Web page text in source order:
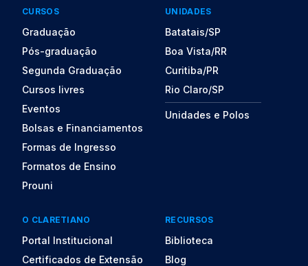
CURSOS
Graduação
Pós-graduação
Segunda Graduação
Cursos livres
Eventos
Bolsas e Financiamentos
Formas de Ingresso
Formatos de Ensino
Prouni
O CLARETIANO
Portal Institucional
Certificados de Extensão
UNIDADES
Batatais/SP
Boa Vista/RR
Curitiba/PR
Rio Claro/SP
Unidades e Polos
RECURSOS
Biblioteca
Blog